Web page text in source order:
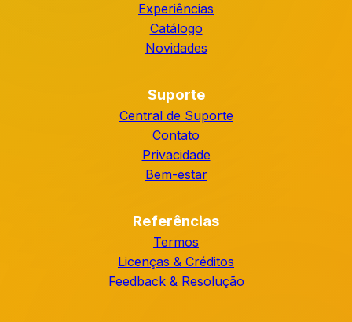
Experiências
Catálogo
Novidades
Suporte
Central de Suporte
Contato
Privacidade
Bem-estar
Referências
Termos
Licenças & Créditos
Feedback & Resolução